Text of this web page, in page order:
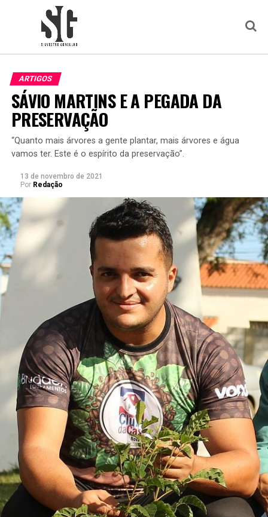
ARTIGOS
SÁVIO MARTINS E A PEGADA DA
PRESERVAÇÃO
“Quanto mais árvores a gente plantar, mais árvores e água
vamos ter. Este é o espírito da preservação”.
13 de novembro de 2021
Por Redação